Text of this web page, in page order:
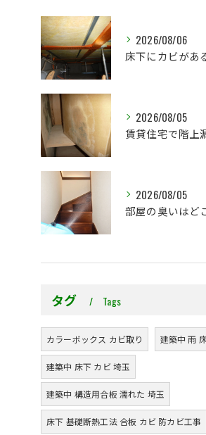
2026/08/06
2026/08/05
2026/08/05
タグ Tags
カラーボックス カビ取り 建築中 雨
建築中 床下 カビ 埼玉
建築中 構造用合板 濡れた 埼玉
床下 基礎断熱工法 合板 カビ 防カビ工事